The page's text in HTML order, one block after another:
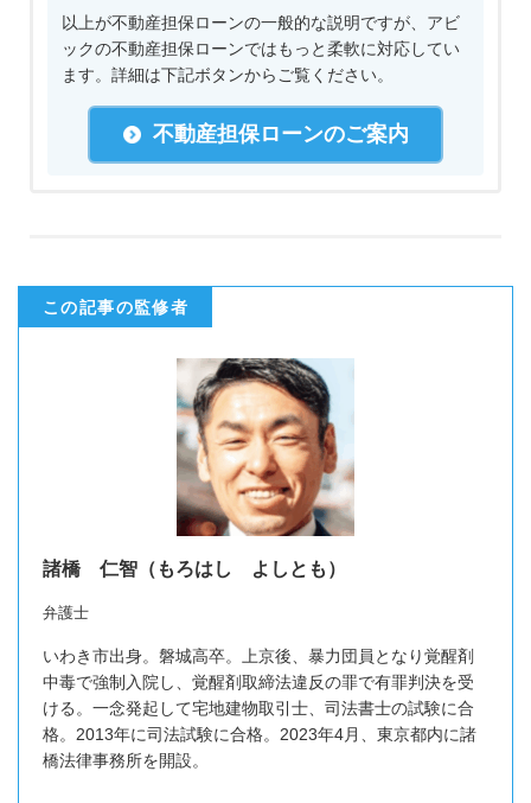
以上が不動産担保ローンの一般的な説明ですが、アビ
ックの不動産担保ローンではもっと柔軟に対応してい
ます。詳細は下記ボタンからご覧ください。
不動産担保ローンのご案内
この記事の監修者
諸橋 仁智（もろはし よしとも）
弁護士
いわき市出身。磐城高卒。上京後、暴力団員となり覚醒剤
中毒で強制入院し、覚醒剤取締法違反の罪で有罪判決を受
ける。一念発起して宅地建物取引士、司法書士の試験に合
格。2013年に司法試験に合格。2023年4月、東京都内に諸
橋法律事務所を開設。